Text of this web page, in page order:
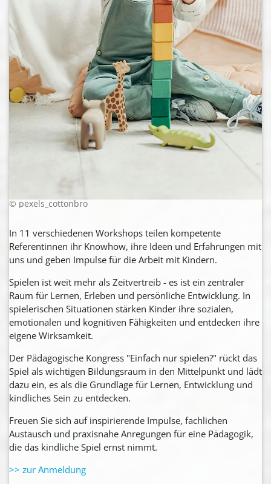
© pexels_cottonbro
In 11 verschiedenen Workshops teilen kompetente
Referentinnen ihr Knowhow, ihre Ideen und Erfahrungen mit
uns und geben Impulse für die Arbeit mit Kindern.
Spielen ist weit mehr als Zeitvertreib - es ist ein zentraler
Raum für Lernen, Erleben und persönliche Entwicklung. In
spielerischen Situationen stärken Kinder ihre sozialen,
emotionalen und kognitiven Fähigkeiten und entdecken ihre
eigene Wirksamkeit.
Der Pädagogische Kongress "Einfach nur spielen?" rückt das
Spiel als wichtigen Bildungsraum in den Mittelpunkt und lädt
dazu ein, es als die Grundlage für Lernen, Entwicklung und
kindliches Sein zu entdecken.
Freuen Sie sich auf inspirierende Impulse, fachlichen
Austausch und praxisnahe Anregungen für eine Pädagogik,
die das kindliche Spiel ernst nimmt.
>> zur Anmeldung